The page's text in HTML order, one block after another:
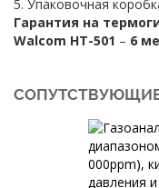
5. Упаковочная
Гарантия на
Walcom HT-501 – 6